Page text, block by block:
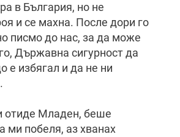
в България, но не
и се махна. После дори го
писмо до нас, за да може
Държавна сигурност да
е избягал и да не ни
отиде Младен, беше
ми побеля, аз хванах